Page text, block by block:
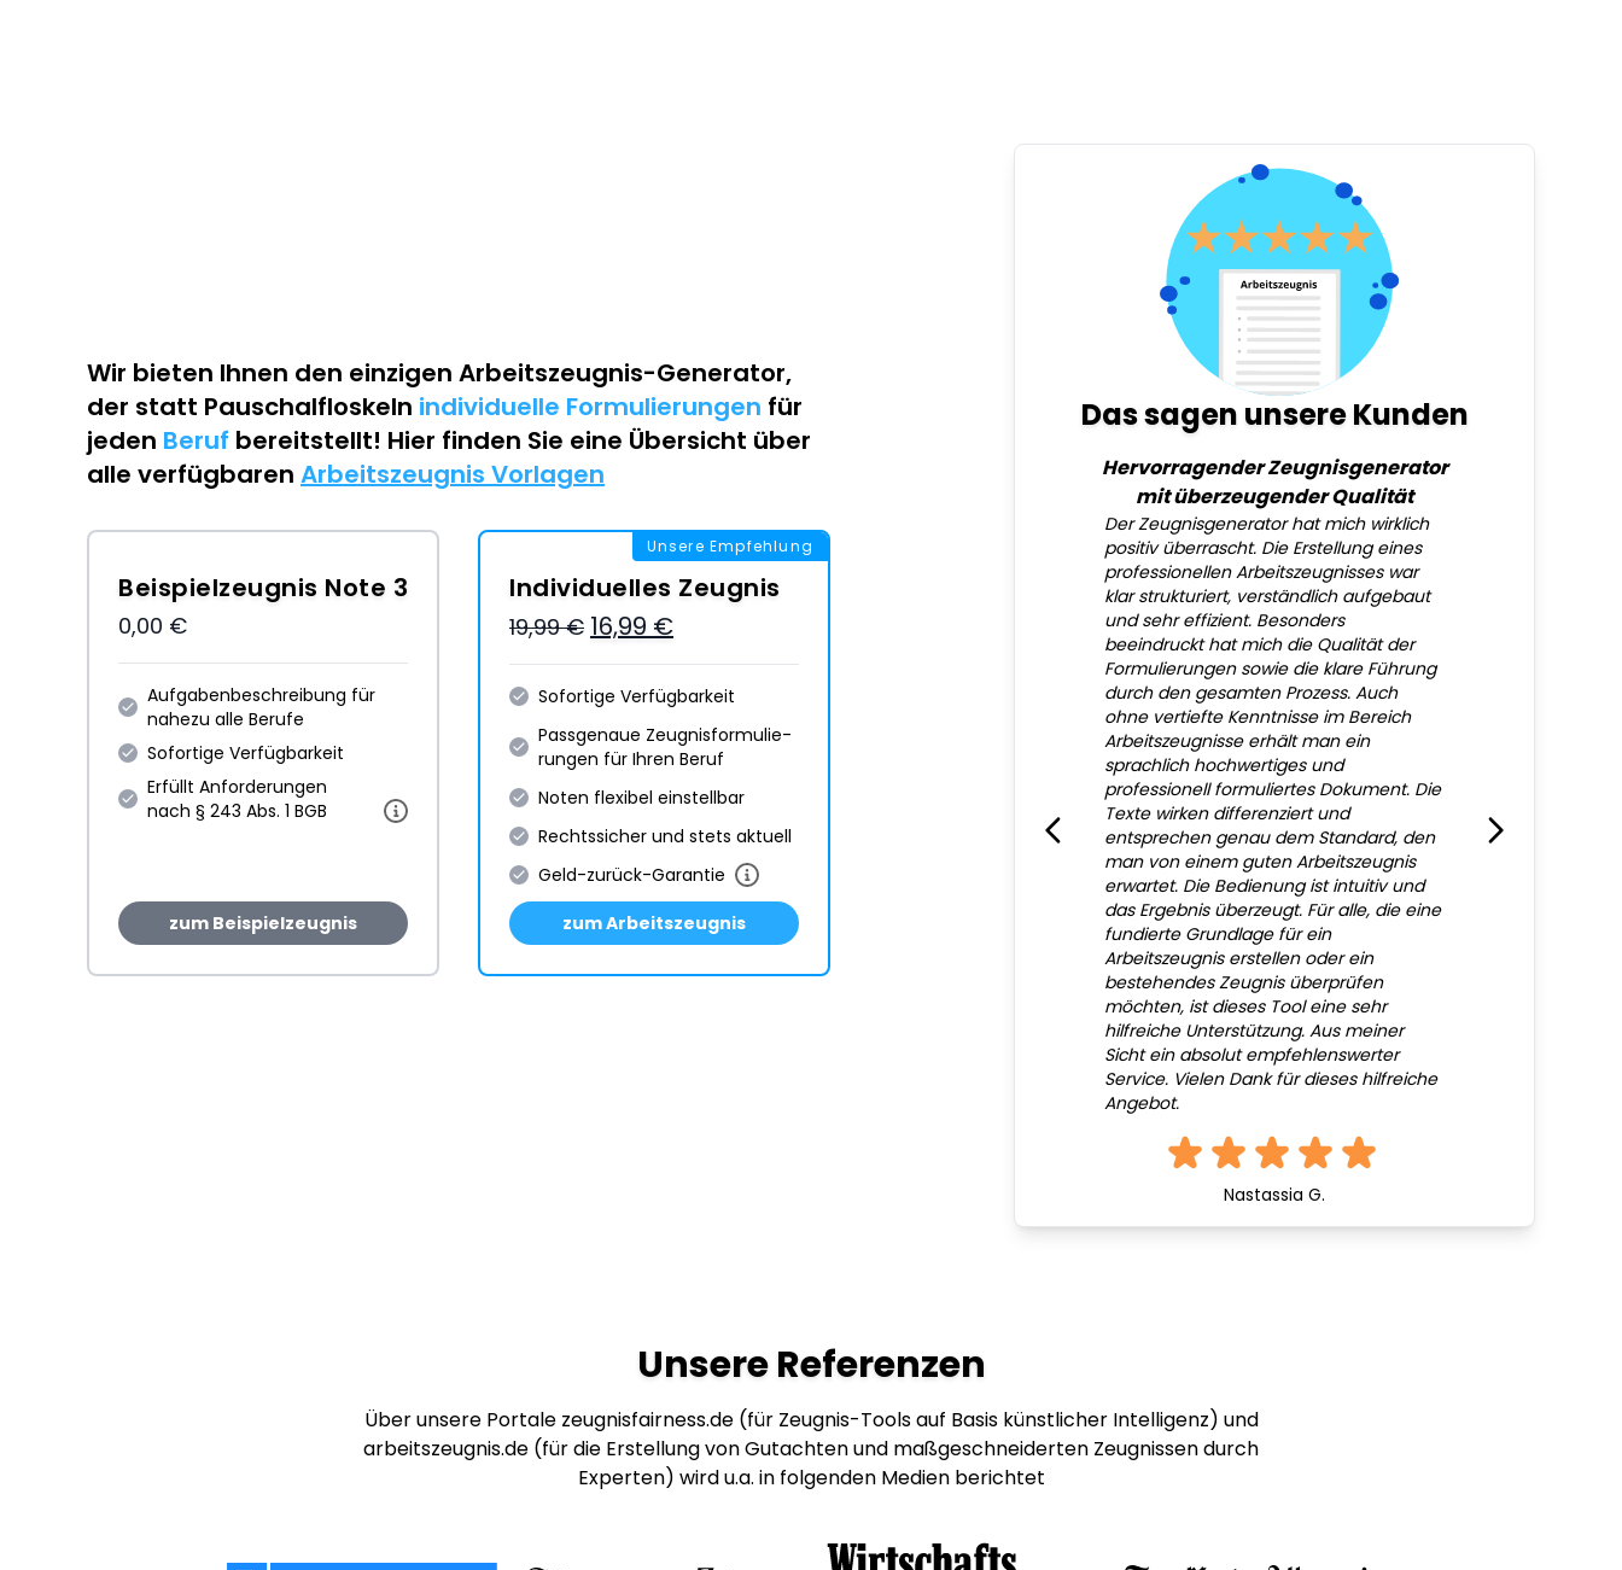
Wir bieten Ihnen den einzigen Arbeitszeugnis-Generator,
der statt Pauschalfloskeln individuelle Formulierungen für
jeden Beruf bereitstellt! Hier finden Sie eine Übersicht über
alle verfügbaren Arbeitszeugnis Vorlagen
Beispielzeugnis Note 3
0,00 €
Aufgabenbeschreibung für
nahezu alle Berufe
Sofortige Verfügbarkeit
Erfüllt Anforderungen
nach § 243 Abs. 1 BGB
zum Beispielzeugnis
Unsere Empfehlung
Individuelles Zeugnis
19,99 € 16,99 €
Sofortige Verfügbarkeit
Passgenaue Zeugnis­formulie­
rungen für Ihren Beruf
Noten flexibel einstellbar
Rechtssicher und stets aktuell
Geld-zurück-Garantie
zum Arbeitszeugnis
Das sagen unsere Kunden
Hervorragender Zeugnisgenerator
mit überzeugender Qualität
Der Zeugnisgenerator hat mich wirklich
positiv überrascht. Die Erstellung eines
professionellen Arbeitszeugnisses war
klar strukturiert, verständlich aufgebaut
und sehr effizient. Besonders
beeindruckt hat mich die Qualität der
Formulierungen sowie die klare Führung
durch den gesamten Prozess. Auch
ohne vertiefte Kenntnisse im Bereich
Arbeitszeugnisse erhält man ein
sprachlich hochwertiges und
professionell formuliertes Dokument. Die
Texte wirken differenziert und
entsprechen genau dem Standard, den
man von einem guten Arbeitszeugnis
erwartet. Die Bedienung ist intuitiv und
das Ergebnis überzeugt. Für alle, die eine
fundierte Grundlage für ein
Arbeitszeugnis erstellen oder ein
bestehendes Zeugnis überprüfen
möchten, ist dieses Tool eine sehr
hilfreiche Unterstützung. Aus meiner
Sicht ein absolut empfehlenswerter
Service. Vielen Dank für dieses hilfreiche
Angebot.
Nastassia G.
Unsere Referenzen
Über unsere Portale zeugnisfairness.de (für Zeugnis-Tools auf Basis künstlicher Intelligenz) und
arbeitszeugnis.de (für die Erstellung von Gutachten und maßgeschneiderten Zeugnissen durch
Experten) wird u.a. in folgenden Medien berichtet